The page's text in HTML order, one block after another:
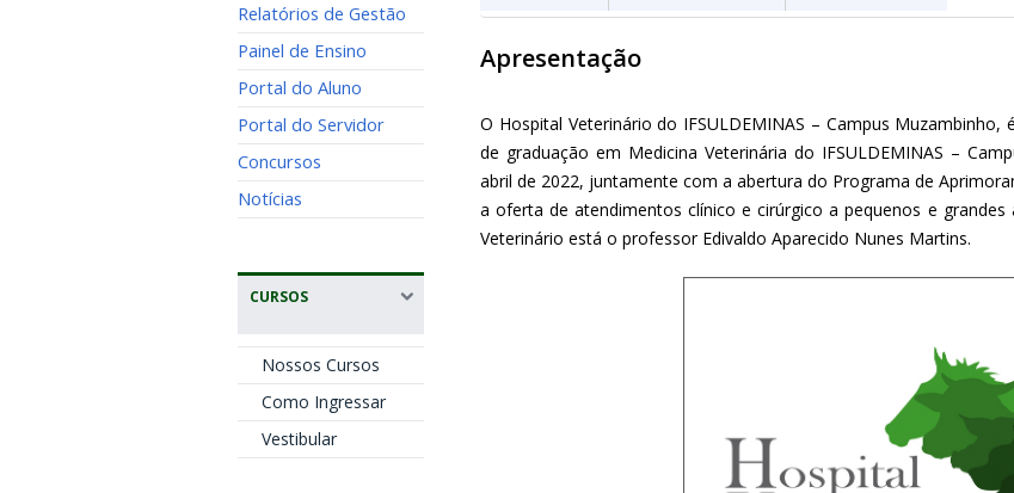
Relatórios de Gestão
Painel de Ensino
Portal do Aluno
Portal do Servidor
Concursos
Notícias
CURSOS
Nossos Cursos
Como Ingressar
Vestibular
Apresentação
O Hospital Veterinário do IFSULDEMINAS – Campus
de graduação em Medicina Veterinária do IFSULDEMINAS –
abril de 2022, juntamente com a abertura do Programa de
a oferta de atendimentos clínico e cirúrgico a pequenos e
Veterinário está o professor Edivaldo Aparecido Nunes Martins.